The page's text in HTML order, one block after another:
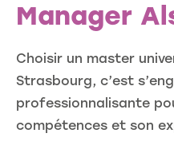
Manager
Choisir un master
Strasbourg, c’est
professionnalisante
compétences et son